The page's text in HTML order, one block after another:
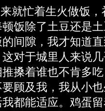
忙着生火做饭，
饭除了土豆还是
间隙，我才知道
对于城里人来说
搡着谁也不肯多
顾及我，我从小
都能适应。鸡蛋